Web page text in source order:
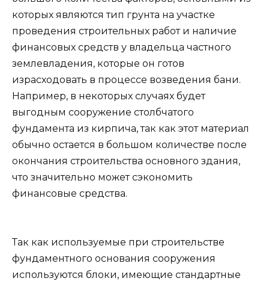
которых являются тип грунта на участке
проведения строительных работ и наличие
финансовых средств у владельца частного
землевладения, которые он готов
израсходовать в процессе возведения бани.
Например, в некоторых случаях будет
выгодным сооружение столбчатого
фундамента из кирпича, так как этот материал
обычно остается в большом количестве после
окончания строительства основного здания,
что значительно может сэкономить
финансовые средства.
Так как используемые при строительстве
фундаментного основания сооружения
используются блоки, имеющие стандартные